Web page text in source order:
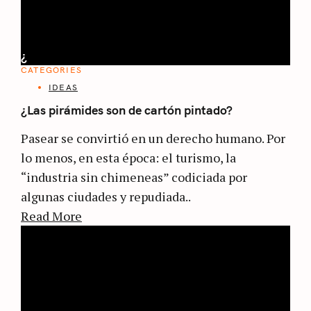
¿
CATEGORIES
IDEAS
¿Las pirámides son de cartón pintado?
Pasear se convirtió en un derecho humano. Por
lo menos, en esta época: el turismo, la
“industria sin chimeneas” codiciada por
algunas ciudades y repudiada..
Read More